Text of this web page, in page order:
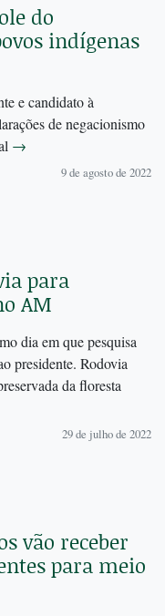
do
indígenas
e candidato à
de negacionismo
→
9 de agosto de 2022
para
AM
dia em que pesquisa
presidente. Rodovia
da floresta
29 de julho de 2022
vão receber
para meio